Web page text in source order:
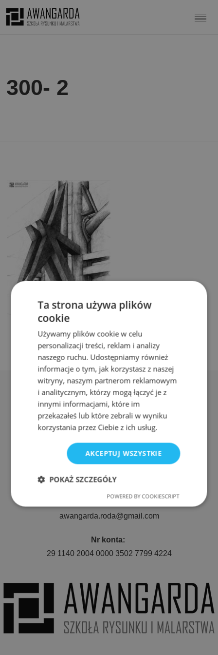
300- 2
Adres:
ul. Nyska 61a, Wrocław 50-505
Telefon:
511 080 423
awangarda.roda@gmail.com
Nr konta:
29 1140 2004 0000 3502 7799 4224
Ta strona używa plików
cookie
Używamy plików cookie w celu
personalizacji treści, reklam i analizy
naszego ruchu. Udostępniamy również
informacje o tym, jak korzystasz z naszej
witryny, naszym partnerom reklamowym
i analitycznym, którzy mogą łączyć je z
innymi informacjami, które im
przekazałeś lub które zebrali w wyniku
korzystania przez Ciebie z ich usług.
AKCEPTUJ WSZYSTKIE
POKAŻ SZCZEGÓŁY
Wydajność
Targetowanie Funkcjonalność
Niezbędne Wydajność
Targetowanie
Funkcjonalność
POWERED BY COOKIESCRIPT